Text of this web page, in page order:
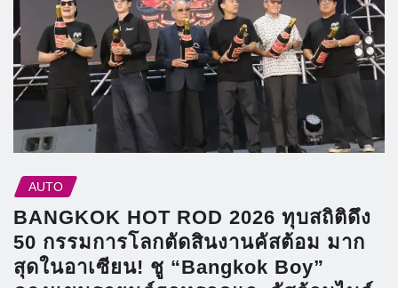
AUTO
BANGKOK HOT ROD 2026 ทุบสถิติดึง
50 กรรมการโลกตัดสินงานคัสต้อม มาก
สุดในอาเซียน! ชู “Bangkok Boy”